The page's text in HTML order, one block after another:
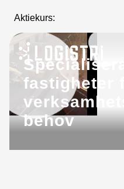
Aktiekurs:
Högst i år:
fastigheter
behov